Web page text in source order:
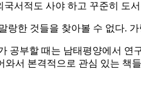
서적도 사야 하고 꾸준히 도
랑한 것들을 찾아볼 수 없다.
공부할 때는 남태평양에서
서 본격적으로 관심 있는